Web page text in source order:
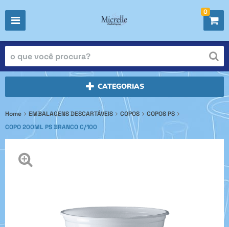
0
CATEGORIAS
Home EMBALAGENS DESCARTÁVEIS COPOS
COPOS PS
COPO 200ML PS BRANCO C/100